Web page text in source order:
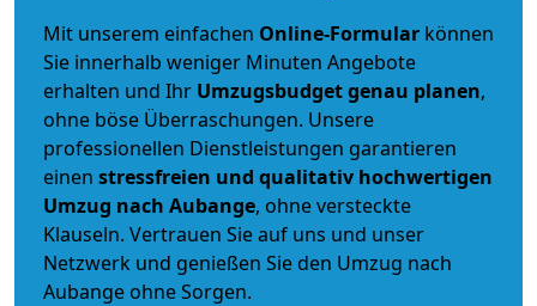
Mit unserem einfachen Online-Formular können
Sie innerhalb weniger Minuten Angebote
erhalten und Ihr Umzugsbudgetgenau planen,
ohne böse Überraschungen. Unsere
professionellen Dienstleistungen garantieren
einen stressfreien und qualitativ hochwertigen
Umzug nach Aubange, ohne versteckte
Klauseln. Vertrauen Sie auf uns und unser
Netzwerk und genießen Sie den Umzug nach
Aubange ohne Sorgen.